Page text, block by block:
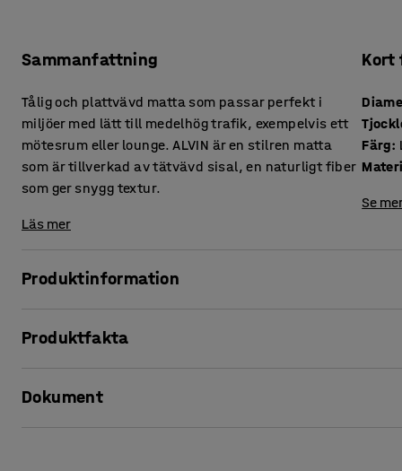
Sammanfattning
Tålig och plattvävd matta som passar perfekt i
miljöer med lätt till medelhög trafik, exempelvis ett
mötesrum eller lounge. ALVIN är en stilren matta
som är tillverkad av tätvävd sisal, en naturligt fiber
som ger snygg textur.
Läs mer
Kort
Färg:
Se
Produktinformation
mötesrum som lounge. Mattan är tillverkad av 100% sisal
Mattan är permanent antistatisk. Stolar med hjul bör inte
Produktfakta
Tjocklek: 8 mm
Dokument